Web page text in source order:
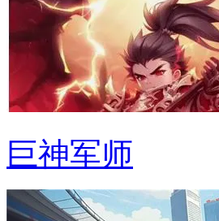
巨神军师